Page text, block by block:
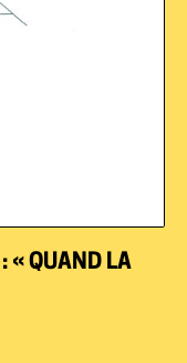
« QUAND LA